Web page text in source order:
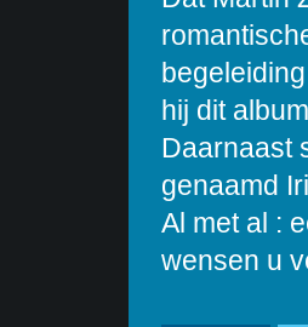
hij dit
Daarnaast
genaamd
Al met al :
wensen u